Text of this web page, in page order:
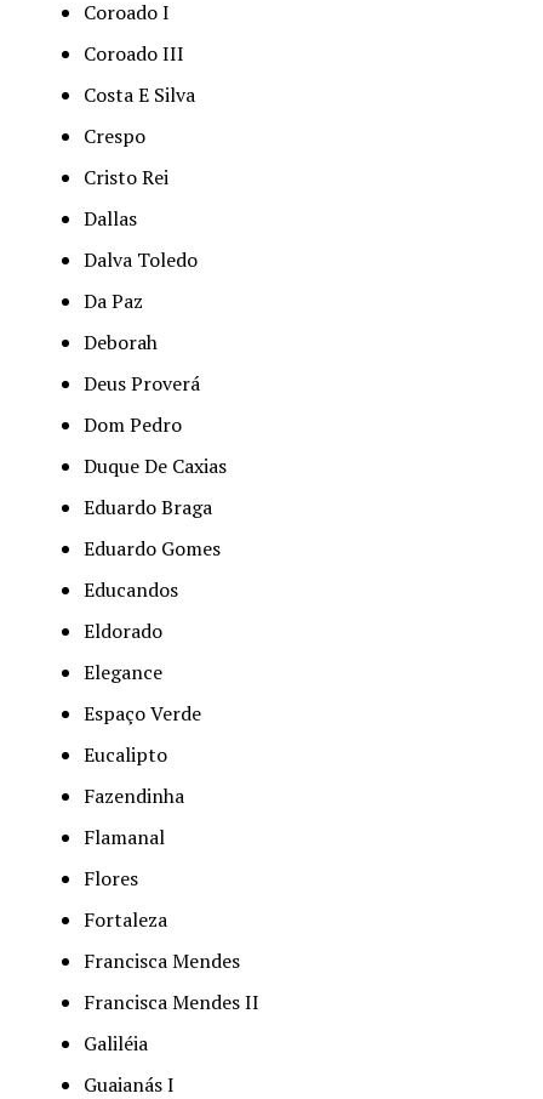
Coroado I
Coroado III
Costa E Silva
Crespo
Cristo Rei
Dallas
Dalva Toledo
Da Paz
Deborah
Deus Proverá
Dom Pedro
Duque De Caxias
Eduardo Braga
Eduardo Gomes
Educandos
Eldorado
Elegance
Espaço Verde
Eucalipto
Fazendinha
Flamanal
Flores
Fortaleza
Francisca Mendes
Francisca Mendes II
Galiléia
Guaianás I